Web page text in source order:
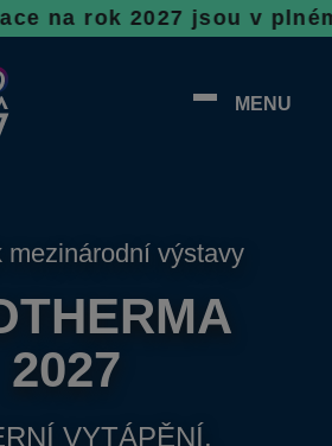
2027 jsou v plném
MENU
mezinárodní výstavy
2027
VYTÁPĚNÍ,